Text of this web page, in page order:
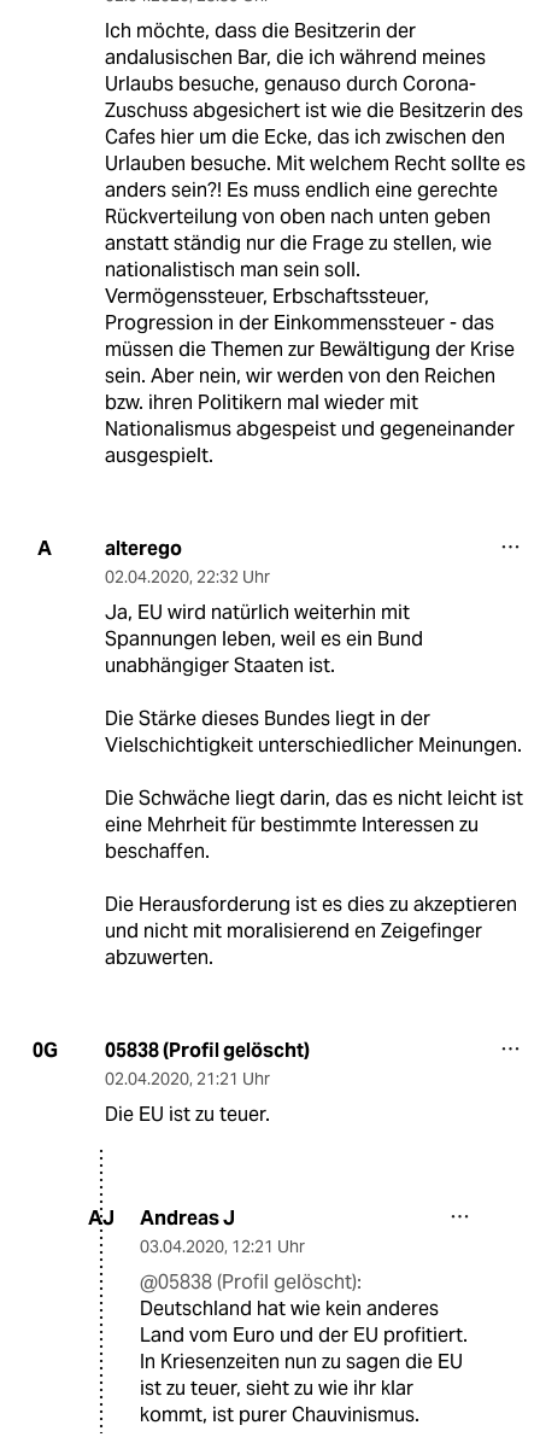
Ich möchte, dass die Besitzerin der
andalusischen Bar, die ich während meines
Urlaubs besuche, genauso durch Corona-
Zuschuss abgesichert ist wie die Besitzerin des
Cafes hier um die Ecke, das ich zwischen den
Urlauben besuche. Mit welchem Recht sollte es
anders sein?! Es muss endlich eine gerechte
Rückverteilung von oben nach unten geben
anstatt ständig nur die Frage zu stellen, wie
nationalistisch man sein soll.
Vermögenssteuer, Erbschaftssteuer,
Progression in der Einkommenssteuer - das
müssen die Themen zur Bewältigung der Krise
sein. Aber nein, wir werden von den Reichen
bzw. ihren Politikern mal wieder mit
Nationalismus abgespeist und gegeneinander
ausgespielt.
A alterego
02.04.2020, 22:32 Uhr
Ja, EU wird natürlich weiterhin mit
Spannungen leben, weil es ein Bund
unabhängiger Staaten ist.
Die Stärke dieses Bundes liegt in der
Vielschichtigkeit unterschiedlicher Meinungen.
Die Schwäche liegt darin, das es nicht leicht ist
eine Mehrheit für bestimmte Interessen zu
beschaffen.
Die Herausforderung ist es dies zu akzeptieren
und nicht mit moralisierend en Zeigefinger
abzuwerten.
0G 05838 (Profil gelöscht)
02.04.2020, 21:21 Uhr
Die EU ist zu teuer.
AJ Andreas J
03.04.2020, 12:21 Uhr
@05838 (Profil gelöscht):
Deutschland hat wie kein anderes
Land vom Euro und der EU profitiert.
In Kriesenzeiten nun zu sagen die EU
ist zu teuer, sieht zu wie ihr klar
kommt, ist purer Chauvinismus.